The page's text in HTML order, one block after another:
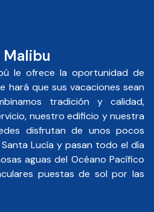
le ofrece la oportunidad de
hará que sus vacaciones sean
tradición y calidad,
nuestro edificio y nuestra
disfrutan de unos pocos
Lucía y pasan todo el día
aguas del Océano Pacífico
puestas de sol por las